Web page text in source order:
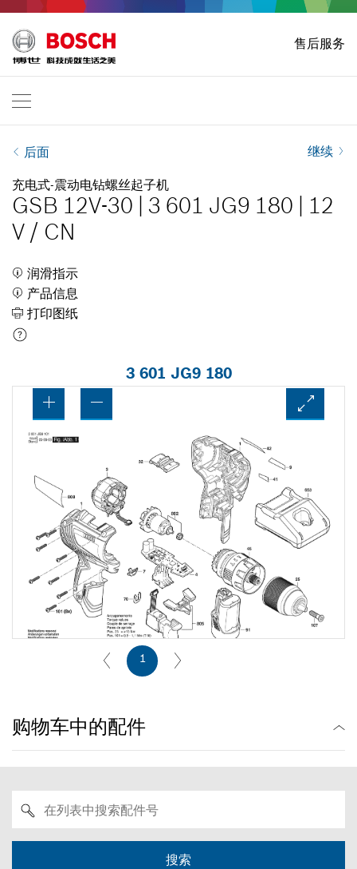
售后服务
Bosch Professional
联系我们
EN | English
后面 继续
充电式-震动电钻螺丝起子机
GSB 12V-30 3 601 JG9 180
12
V / CN
润滑指示
产品信息
打印图纸
3 601 JG9 180
1
购物车中的配件
搜索